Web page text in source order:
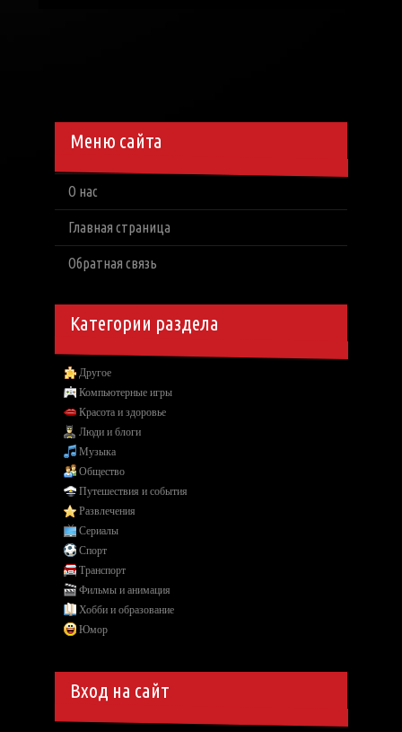
Меню сайта
О нас
Главная страница
Обратная связь
Категории раздела
Другое
Компьютерные игры
Красота и здоровье
Люди и блоги
Музыка
Общество
Путешествия и события
Развлечения
Сериалы
Спорт
Транспорт
Фильмы и анимация
Хобби и образование
Юмор
Вход на сайт